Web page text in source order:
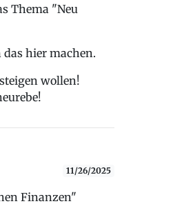
Thema "Neu
hier machen.
wollen!
11/26/2025
Finanzen"